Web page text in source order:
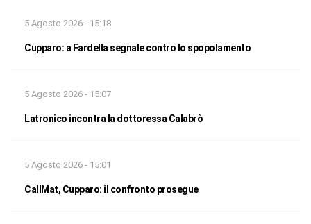
5 Agosto 2026 - 15:18
Cupparo: a Fardella segnale contro lo spopolamento
5 Agosto 2026 - 15:07
Latronico incontra la dottoressa Calabrò
5 Agosto 2026 - 15:01
CallMat, Cupparo: il confronto prosegue